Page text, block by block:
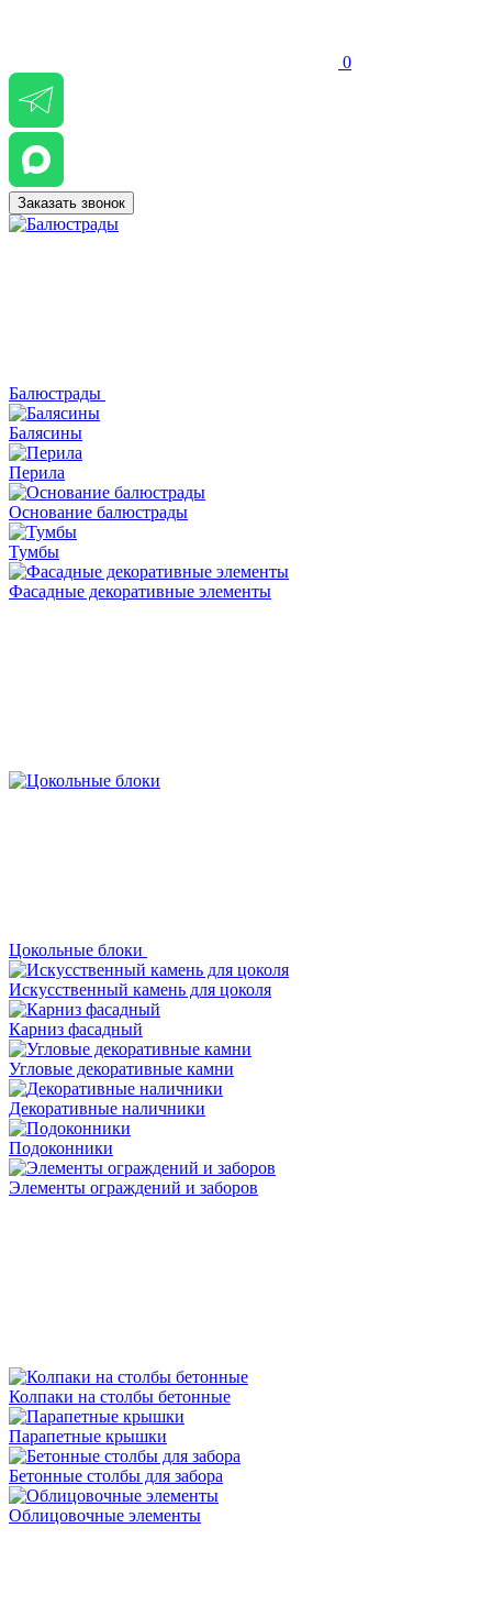
0
Заказать звонок
Балюстрады
Балясины
Перила
Основание балюстрады
Тумбы
Фасадные декоративные элементы
Цокольные блоки
Искусственный камень для цоколя
Карниз фасадный
Угловые декоративные камни
Декоративные наличники
Подоконники
Элементы ограждений и заборов
Колпаки на столбы бетонные
Парапетные крышки
Бетонные столбы для забора
Облицовочные элементы